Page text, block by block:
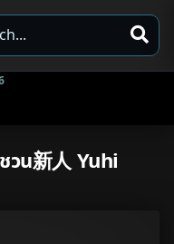
วน新人 Yuhi